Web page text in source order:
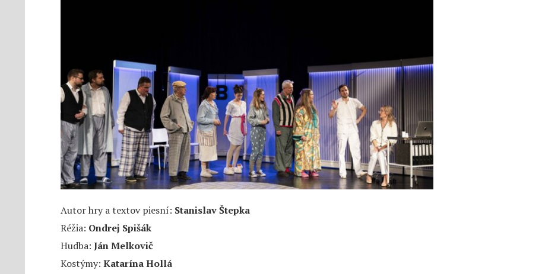
Autor hry a textov piesní: Stanislav Štepka
Réžia: Ondrej Spišák
Hudba: Ján Melkovič
Kostýmy: Katarína Hollá